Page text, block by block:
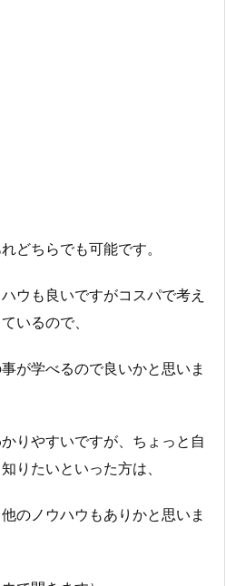
どちらでも可能です。
ウも良いですがコスパで考え
いるので、
が学べるので良いかと思いま
りやすいですが、ちょっと自
りたいといった方は、
のノウハウもありかと思いま